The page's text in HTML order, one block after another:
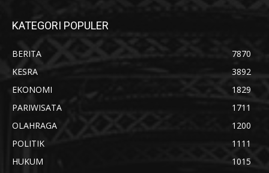
KATEGORI POPULER
BERITA
7870
KESRA
3892
EKONOMI
1829
PARIWISATA
1711
OLAHRAGA
1200
POLITIK
1111
HUKUM
1015